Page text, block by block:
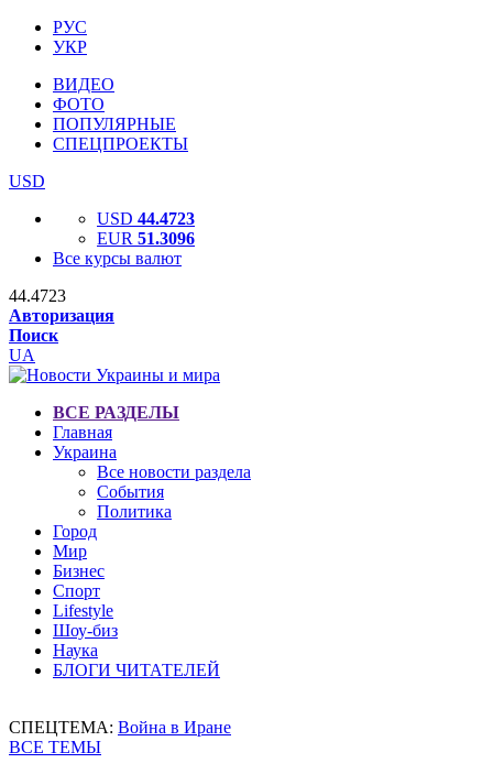
РУС
УКР
ВИДЕО
ФОТО
ПОПУЛЯРНЫЕ
СПЕЦПРОЕКТЫ
USD
USD 44.4723
EUR 51.3096
Все курсы валют
44.4723
Авторизация
Поиск
UA
ВСЕ РАЗДЕЛЫ
Главная
Украина
Все новости раздела
События
Политика
Город
Мир
Бизнес
Спорт
Lifestyle
Шоу-биз
Наука
БЛОГИ ЧИТАТЕЛЕЙ
СПЕЦТЕМА: Война в Иране
ВСЕ ТЕМЫ